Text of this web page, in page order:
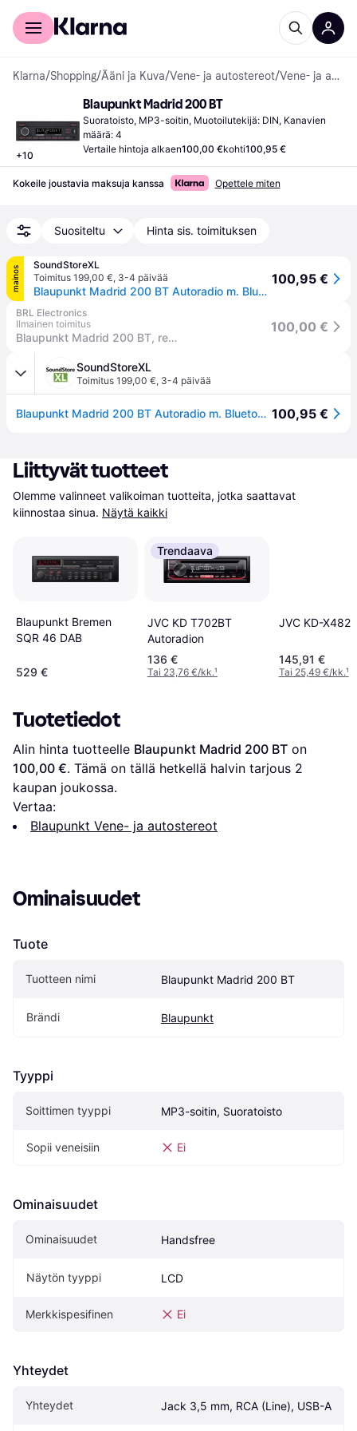
Kuluttajille
Klarna/Shopping/Ääni ja Kuva/Vene- ja autostereot/ Vene- ja autostereot
+10
Blaupunkt Madrid 200 BT
Suoratoisto, MP3-soitin, Muotoilutekijä: DIN, Kanavien
määrä: 4
Vertaile hintoja alkaen100,00 €kohti100,95 €
Kokeile joustavia maksuja kanssa Opettele miten
Suositeltu Hinta sis. toimituksen
mainos
SoundStoreXL
Toimitus 199,00 €, 3-4 päivää
Blaupunkt Madrid 200 BT Autoradio m. Bluetooth
100,95 €
BRL Electronics
Ilmainen toimitus
Blaupunkt Madrid 200 BT, retroautostereo Bluetoothilla
100,00 €
SoundStoreXL
Toimitus 199,00 €, 3-4 päivää
Blaupunkt Madrid 200 BT Autoradio m. Bluetooth 100,95 €
Liittyvät tuotteet
Olemme valinneet valikoiman tuotteita, jotka saattavat
kiinnostaa sinua. Näytä kaikki
Blaupunkt Bremen
SQR 46 DAB
529 €
Trendaava
JVC KD T702BT
Autoradion
136 €
Tai 23,76 €/kk.¹
JVC KD-
145,91 €
Tai 25,49 €/kk.¹
Tuotetiedot
Alin hinta tuotteelle Blaupunkt Madrid 200 BT
100,00 €. Tämä on tällä hetkellä halvin tarjous 2
kaupan joukossa.
Vertaa:
Blaupunkt Vene- ja autostereot
Ominaisuudet
Tuote
Tuotteen nimi Blaupunkt Madrid 200 BT
Brändi Blaupunkt
Tyyppi
Soittimen tyyppi MP3-soitin, Suoratoisto
Sopii veneisiin Ei
Ominaisuudet
Ominaisuudet Handsfree
Näytön tyyppi LCD
Merkkispesifinen Ei
Yhteydet
Yhteydet Jack 3,5 mm, RCA (Line), USB-A